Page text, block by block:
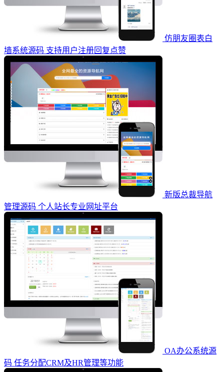
仿朋友圈表白
墙系统源码 支持用户注册回复点赞
新版总裁导航
管理源码 个人站长专业网址平台
OA办公系统源
码 任务分配CRM及HR管理等功能